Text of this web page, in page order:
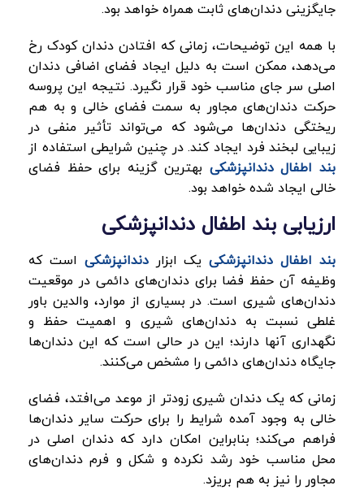
جایگزینی دندان‌های ثابت همراه خواهد بود.
با همه این توضیحات، زمانی که افتادن دندان کودک رخ
می‌دهد، ممکن است به دلیل ایجاد فضای اضافی دندان
اصلی سر جای مناسب خود قرار نگیرد. نتیجه این پروسه
حرکت دندان‌های مجاور به سمت فضای خالی و به هم
ریختگی دندان‌ها می‌شود که می‌تواند تأثیر منفی در
زیبایی لبخند فرد ایجاد کند. در چنین شرایطی استفاده از
بند اطفال دندانپزشکی بهترین گزینه برای حفظ فضای
خالی ایجاد شده خواهد بود.
ارزیابی بند اطفال دندانپزشکی
بند اطفال دندانپزشکی یک ابزاردندانپزشکی است که
وظیفه آن حفظ فضا برای دندان‌های دائمی در موقعیت
دندان‌های شیری است. در بسیاری از موارد، والدین باور
غلطی نسبت به دندان‌های شیری و اهمیت حفظ و
نگهداری آنها دارند؛ این در حالی است که این دندان‌ها
جایگاه دندان‌های دائمی را مشخص می‌کنند.
زمانی که یک دندان شیری زودتر از موعد می‌افتد، فضای
خالی به وجود آمده شرایط را برای حرکت سایر دندان‌ها
فراهم می‌کند؛ بنابراین امکان دارد که دندان اصلی در
محل مناسب خود رشد نکرده و شکل و فرم دندان‌های
مجاور را نیز به هم بریزد.